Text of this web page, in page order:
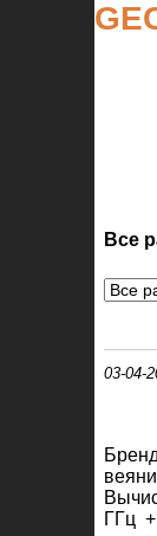
Все
03-04-
ГГц